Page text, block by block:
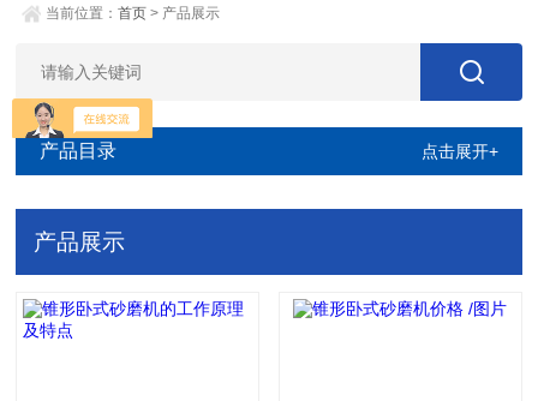
当前位置：首页 > 产品展示
产品目录 点击展开+
产品展示